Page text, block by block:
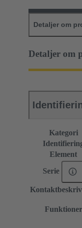
Detaljer om
Detaljer om
Kategori
Element
Serie
Funktioner